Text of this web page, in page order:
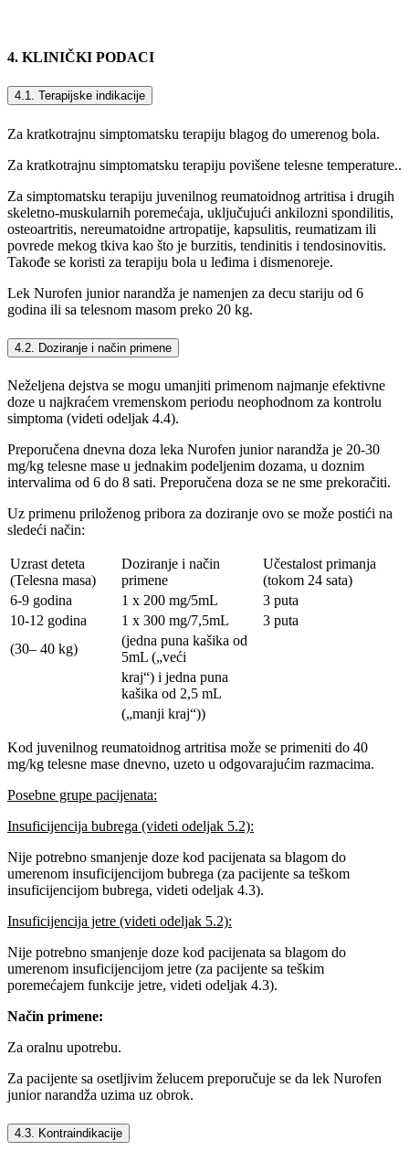
4. KLINIČKI PODACI
4.1. Terapijske indikacije
Za kratkotrajnu simptomatsku terapiju blagog do umerenog bola.
Za kratkotrajnu simptomatsku terapiju povišene telesne temperature..
Za simptomatsku terapiju juvenilnog reumatoidnog artritisa i drugih
skeletno-muskularnih poremećaja, uključujući ankilozni spondilitis,
osteoartritis, nereumatoidne artropatije, kapsulitis, reumatizam ili
povrede mekog tkiva kao što je burzitis, tendinitis i tendosinovitis.
Takođe se koristi za terapiju bola u leđima i dismenoreje.
Lek Nurofen junior narandža je namenjen za decu stariju od 6
godina ili sa telesnom masom preko 20 kg.
4.2. Doziranje i način primene
Neželjena dejstva se mogu umanjiti primenom najmanje efektivne
doze u najkraćem vremenskom periodu neophodnom za kontrolu
simptoma (videti odeljak 4.4).
Preporučena dnevna doza leka Nurofen junior narandža je 20-30
mg/kg telesne mase u jednakim podeljenim dozama, u doznim
intervalima od 6 do 8 sati. Preporučena doza se ne sme prekoračiti.
Uz primenu priloženog pribora za doziranje ovo se može postići na
sledeći način:
Uzrast deteta
(Telesna masa)
Doziranje i način
primene
Učestalost primanja
(tokom 24 sata)
6-9 godina
1 x 200 mg/5mL
3 puta
10-12 godina
1 x 300 mg/7,5mL
3 puta
(30– 40 kg)
(jedna puna kašika od
5mL („veći
kraj“) i jedna puna
kašika od 2,5 mL
(„manji kraj“))
Kod juvenilnog reumatoidnog artritisa može se primeniti do 40
mg/kg telesne mase dnevno, uzeto u odgovarajućim razmacima.
Posebne grupe pacijenata:
Insuficijencija bubrega (videti odeljak 5.2):
Nije potrebno smanjenje doze kod pacijenata sa blagom do
umerenom insuficijencijom bubrega (za pacijente sa teškom
insuficijencijom bubrega, videti odeljak 4.3).
Insuficijencija jetre (videti odeljak 5.2):
Nije potrebno smanjenje doze kod pacijenata sa blagom do
umerenom insuficijencijom jetre (za pacijente sa teškim
poremećajem funkcije jetre, videti odeljak 4.3).
Način primene:
Za oralnu upotrebu.
Za pacijente sa osetljivim želucem preporučuje se da lek Nurofen
junior narandža uzima uz obrok.
4.3. Kontraindikacije